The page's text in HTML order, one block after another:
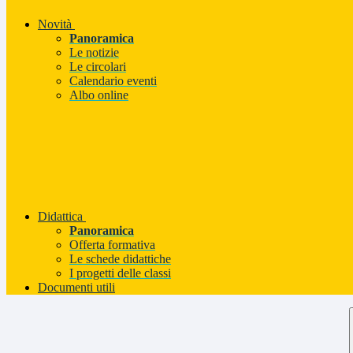
Novità
Panoramica
Le notizie
Le circolari
Calendario eventi
Albo online
Didattica
Panoramica
Offerta formativa
Le schede didattiche
I progetti delle classi
Documenti utili